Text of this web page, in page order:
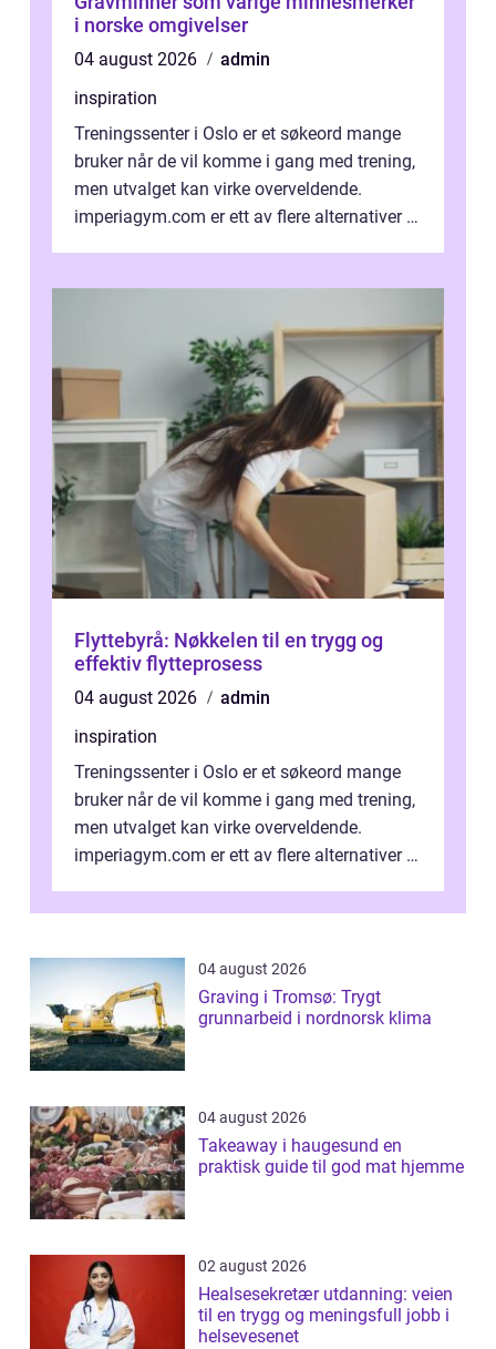
i norske omgivelser
04 august 2026
admin
inspiration
Treningssenter i Oslo er et søkeord mange
bruker når de vil komme i gang med trening,
men utvalget kan virke overveldende.
imperiagym.com er ett av flere alternativer i
Flyttebyrå: Nøkkelen til en trygg og
effektiv flytteprosess
04 august 2026
admin
inspiration
Treningssenter i Oslo er et søkeord mange
bruker når de vil komme i gang med trening,
men utvalget kan virke overveldende.
imperiagym.com er ett av flere alternativer i
04 august 2026
Graving i Tromsø: Trygt
grunnarbeid i nordnorsk klima
04 august 2026
Takeaway i haugesund en
praktisk guide til god mat hjemme
02 august 2026
Healsesekretær utdanning: veien
til en trygg og meningsfull jobb i
helsevesenet